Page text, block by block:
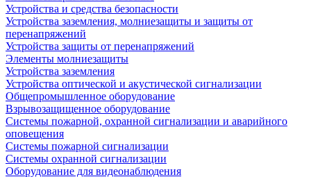
Устройства и средства безопасности
Устройства заземления, молниезащиты и защиты от
перенапряжений
Устройства защиты от перенапряжений
Элементы молниезащиты
Устройства заземления
Устройства оптической и акустической сигнализации
Общепромышленное оборудование
Взрывозащищенное оборудование
Системы пожарной, охранной сигнализации и аварийного
оповещения
Системы пожарной сигнализации
Системы охранной сигнализации
Оборудование для видеонаблюдения